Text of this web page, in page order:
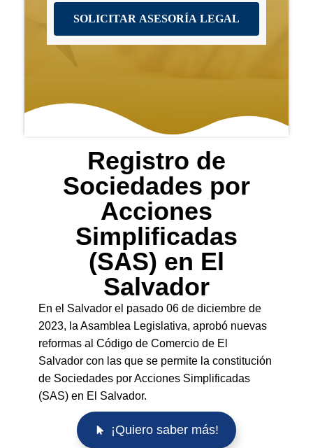
Registro de
Sociedades por
Acciones
Simplificadas
(SAS) en El
Salvador
En el Salvador el pasado 06 de diciembre de
2023, la Asamblea Legislativa, aprobó nuevas
reformas al Código de Comercio de El
Salvador con las que se permite la constitución
de Sociedades por Acciones Simplificadas
(SAS) en El Salvador.
¡Quiero saber más!